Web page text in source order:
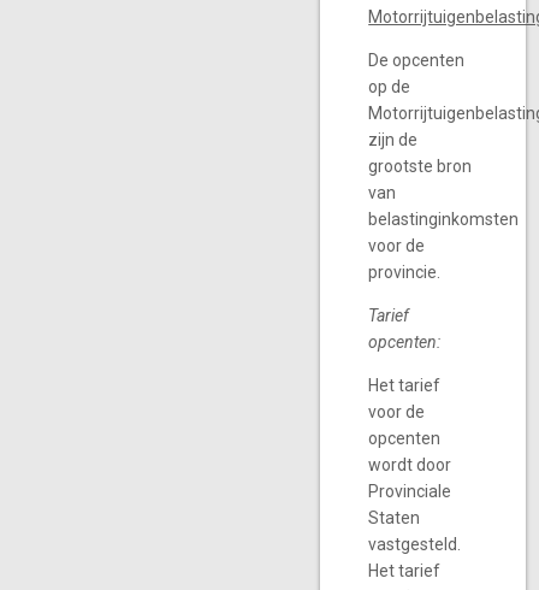
De opcenten
op de
zijn de
grootste bron
van
belastinginkomsten
voor de
provincie.
Tarief
opcenten:
Het tarief
voor de
opcenten
wordt door
Provinciale
Staten
vastgesteld.
Het tarief